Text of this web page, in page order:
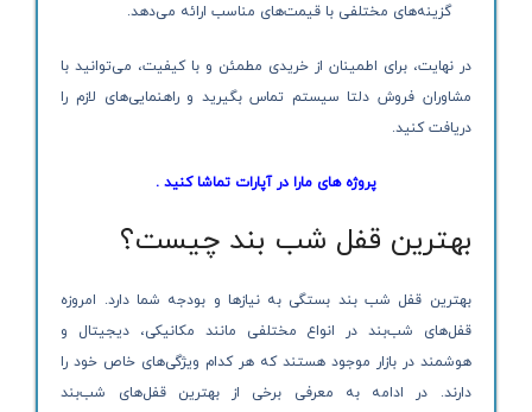
گزینه‌های مختلفی با قیمت‌های مناسب ارائه می‌دهد.
در نهایت، برای اطمینان از خریدی مطمئن و با کیفیت، می‌توانید با
مشاوران فروش دلتا سیستم تماس بگیرید و راهنمایی‌های لازم را
دریافت کنید.
پروژه های مارا در آپارات تماشا کنید .
بهترین قفل شب بند چیست؟
بهترین قفل شب بند بستگی به نیازها و بودجه شما دارد. امروزه
قفل‌های شب‌بند در انواع مختلفی مانند مکانیکی، دیجیتال و
هوشمند در بازار موجود هستند که هر کدام ویژگی‌های خاص خود را
دارند. در ادامه به معرفی برخی از بهترین قفل‌های شب‌بند